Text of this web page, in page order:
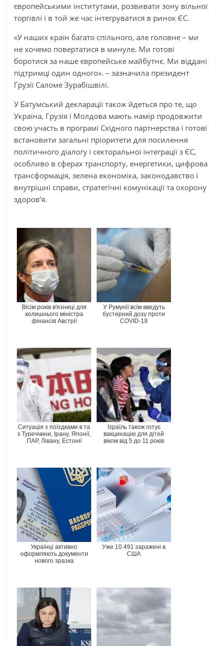
європейськими інститутами, розвивати зону вільної
торгівлі і в той же час інтегруватися в ринок ЄС.
«У наших країн багато спільного, але головне – ми
не хочемо повертатися в минуле. Ми готові
боротися за наше європейське майбутнє. Ми віддані
підтримці один одного». – зазначила президент
Грузії Саломе Зурабішвілі.
У Батумський декларації також йдеться про те, що
Україна, Грузія і Молдова мають намір продовжити
свою участь в програмі Східного партнерства і готові
встановити загальні пріоритети для посилення
політичного діалогу і секторальної інтеграції з ЄС,
особливо в сферах транспорту, енергетики, цифрова
трансформація, зелена економіка, законодавство і
внутрішні справи, стратегічні комунікації та охорону
здоров’я.
Вісім років в'язниці для
колишнього міністра
фінансів Австрії
У Румунії всім введуть
бустерний дозу проти
COVID-19
Ситуація з поїздками в та
з Туреччини, Ірану, Японії,
ПАР, Лівану, Естонії
Ізраїль також готує
вакцинацію для дітей
віком від 5 до 11 років
Українці активно
оформляють документи
нового зразка
Уже 10 491 заражені в
США